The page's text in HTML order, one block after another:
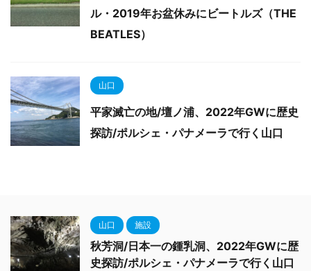
ル・2019年お盆休みにビートルズ（THE
BEATLES）
山口
平家滅亡の地/壇ノ浦、2022年GWに歴史
探訪/ポルシェ・パナメーラで行く山口
山口 施設
秋芳洞/日本一の鍾乳洞、2022年GWに歴
史探訪/ポルシェ・パナメーラで行く山口